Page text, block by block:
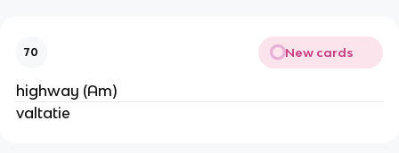
70 New cards
highway (Am)
valtatie